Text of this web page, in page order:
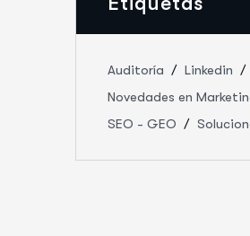
Auditoría Linkedin
Novedades en
SEO - GEO